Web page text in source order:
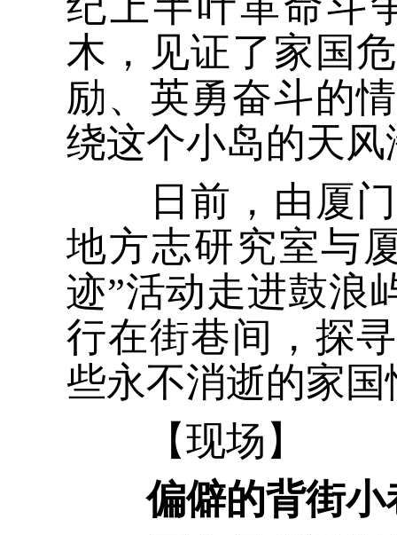
木，见证了家国
励、英勇奋斗的
绕这个小岛的天
日前，由厦门
地方志研究室与
迹”活动走进鼓浪
行在街巷间，探
些永不消逝的家国
【现场】
偏僻的背街小